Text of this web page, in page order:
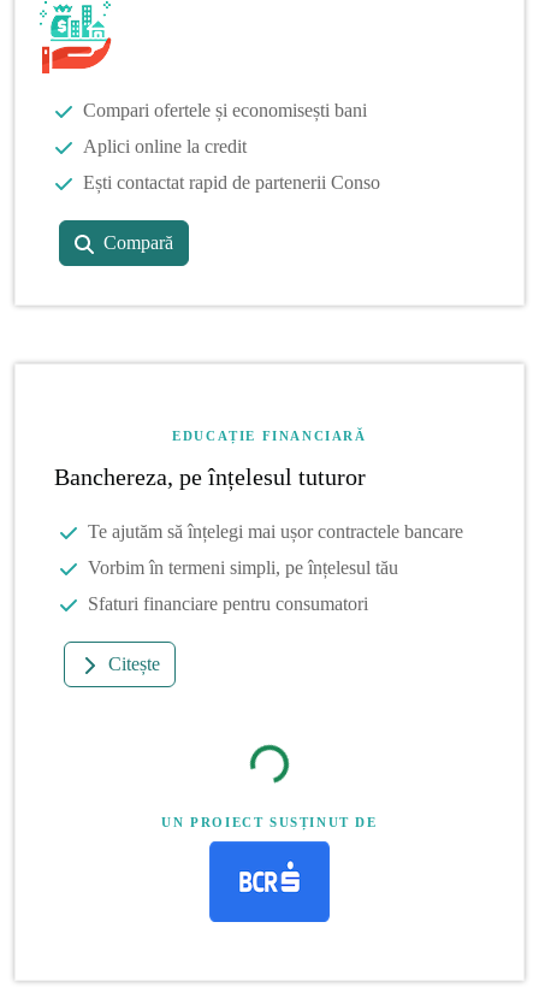
Compari ofertele și economisești bani
Aplici online la credit
Ești contactat rapid de partenerii Conso
Compară
EDUCAȚIE FINANCIARĂ
Banchereza, pe înțelesul tuturor
Te ajutăm să înțelegi mai ușor contractele bancare
Vorbim în termeni simpli, pe înțelesul tău
Sfaturi financiare pentru consumatori
Citește
UN PROIECT SUSȚINUT DE